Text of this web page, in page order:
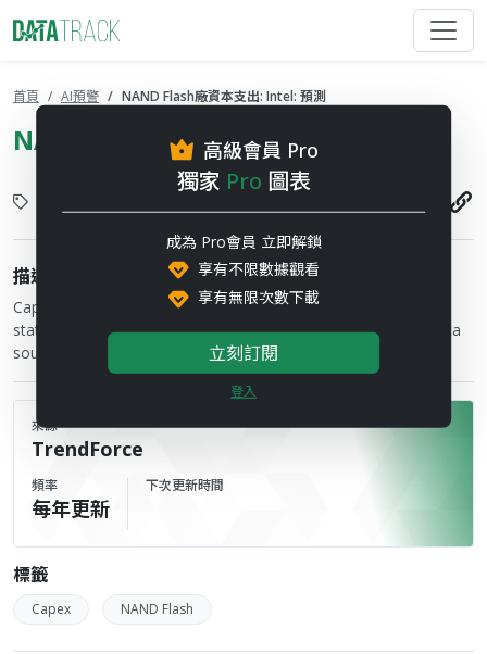
首頁 AI預警 NAND Flash廠資本支出: Intel: 預測
NAND Flash廠資本支出: Intel: 預測
高級會員 Pro
獨家 Pro 圖表
成為 Pro會員 立即解鎖
享有不限數據觀看
享有無限次數下載
立刻訂閱
登入
描述
Capital expenditure figures are provided by the financial
statements of the respective companies and TrendForce's data
sources
來源
TrendForce
頻率
每年更新
下次更新時間
標籤
Capex NAND Flash